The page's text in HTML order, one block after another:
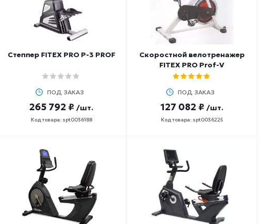
Степпер FITEX PRO P-3 PROF
ПОД ЗАКАЗ
265 792 ₽ /шт.
Код товара: spt0036188
Скоростной велотренажер
FITEX PRO Prof-V
ПОД ЗАКАЗ
127 082 ₽ /шт.
Код товара: spt0036225